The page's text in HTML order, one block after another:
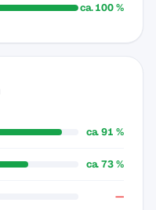
ca. 100 %
ca. 91 %
ca. 73 %
—